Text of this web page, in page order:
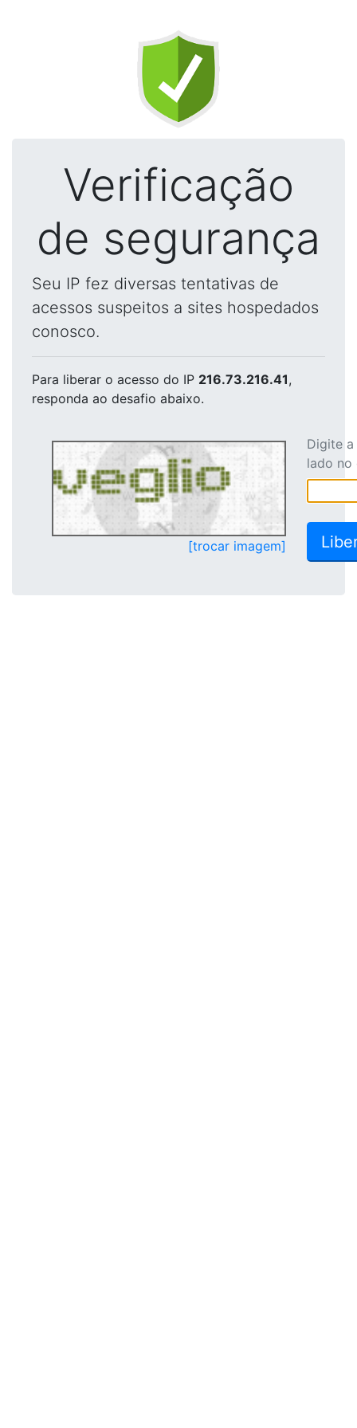
Verificação
de segurança
Seu IP fez diversas tentativas de
acessos suspeitos a sites hospedados
conosco.
Para liberar o acesso do IP 216.73.216.41,
responda ao desafio abaixo.
[trocar imagem]
Digite
lado no